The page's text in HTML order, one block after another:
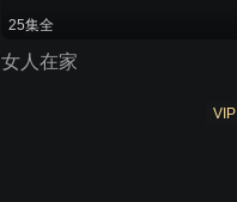
25集全
女人在家
VIP